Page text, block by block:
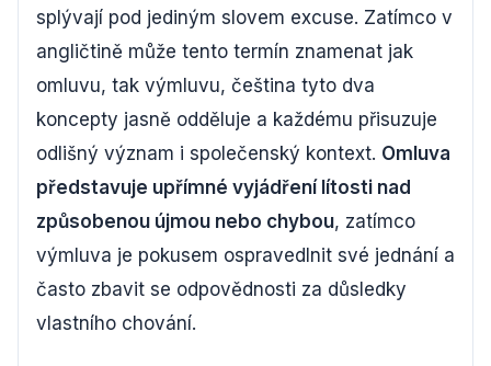
splývají pod jediným slovem excuse. Zatímco v
angličtině může tento termín znamenat jak
omluvu, tak výmluvu, čeština tyto dva
koncepty jasně odděluje a každému přisuzuje
odlišný význam i společenský kontext. Omluva
představuje upřímné vyjádření lítosti nad
způsobenou újmou nebo chybou, zatímco
výmluva je pokusem ospravedlnit své jednání a
často zbavit se odpovědnosti za důsledky
vlastního chování.